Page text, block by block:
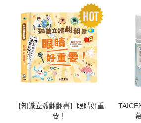
【知識立體翻翻書】眼睛好重
要！